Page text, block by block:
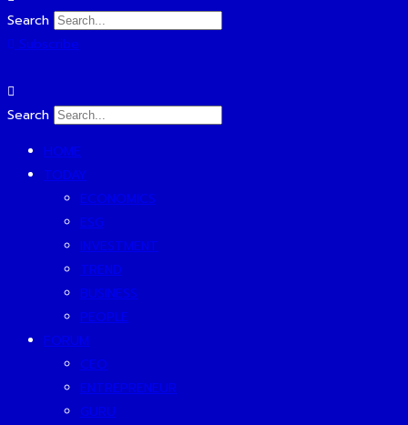
Search
Subscribe
Search
HOME
TODAY
ECONOMICS
ESG
INVESTMENT
TREND
BUSINESS
PEOPLE
FORUM
CEO
ENTREPRENEUR
GURU